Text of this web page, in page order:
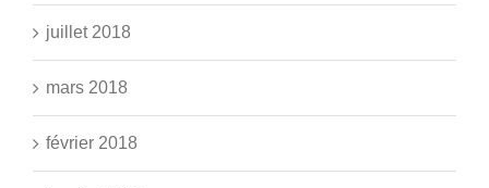
juillet 2018
mars 2018
février 2018